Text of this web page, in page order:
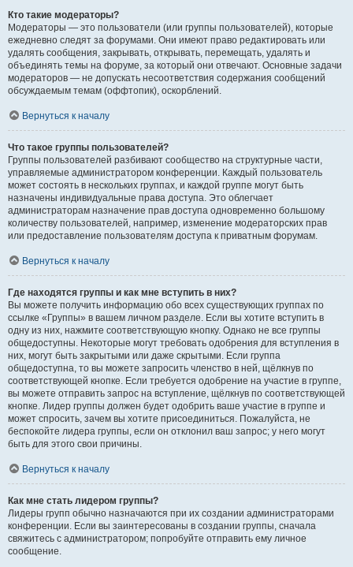
Кто такие модераторы?
Модераторы — это пользователи (или группы пользователей), которые
ежедневно следят за форумами. Они имеют право редактировать или
удалять сообщения, закрывать, открывать, перемещать, удалять и
объединять темы на форуме, за который они отвечают. Основные задачи
модераторов — не допускать несоответствия содержания сообщений
обсуждаемым темам (оффтопик), оскорблений.
Вернуться к началу
Что такое группы пользователей?
Группы пользователей разбивают сообщество на структурные части,
управляемые администратором конференции. Каждый пользователь
может состоять в нескольких группах, и каждой группе могут быть
назначены индивидуальные права доступа. Это облегчает
администраторам назначение прав доступа одновременно большому
количеству пользователей, например, изменение модераторских прав
или предоставление пользователям доступа к приватным форумам.
Вернуться к началу
Где находятся группы и как мне вступить в них?
Вы можете получить информацию обо всех существующих группах по
ссылке «Группы» в вашем личном разделе. Если вы хотите вступить в
одну из них, нажмите соответствующую кнопку. Однако не все группы
общедоступны. Некоторые могут требовать одобрения для вступления в
них, могут быть закрытыми или даже скрытыми. Если группа
общедоступна, то вы можете запросить членство в ней, щёлкнув по
соответствующей кнопке. Если требуется одобрение на участие в группе,
вы можете отправить запрос на вступление, щёлкнув по соответствующей
кнопке. Лидер группы должен будет одобрить ваше участие в группе и
может спросить, зачем вы хотите присоединиться. Пожалуйста, не
беспокойте лидера группы, если он отклонил ваш запрос; у него могут
быть для этого свои причины.
Вернуться к началу
Как мне стать лидером группы?
Лидеры групп обычно назначаются при их создании администраторами
конференции. Если вы заинтересованы в создании группы, сначала
свяжитесь с администратором; попробуйте отправить ему личное
сообщение.